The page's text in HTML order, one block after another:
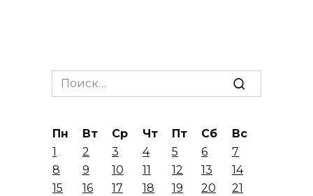
Search
for:
Пн Вт Ср Чт Пт Сб
Вс
1
2 3 4 5 6
7
8
9 10 11 12 13
14
15
16 17 18 19 20
21